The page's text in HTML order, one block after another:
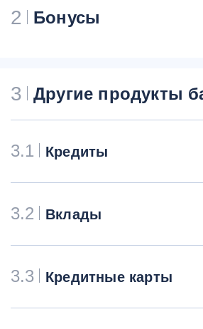
2 Бонусы
3 Другие продукты
3.1 Кредиты
3.2 Вклады
3.3 Кредитные карты